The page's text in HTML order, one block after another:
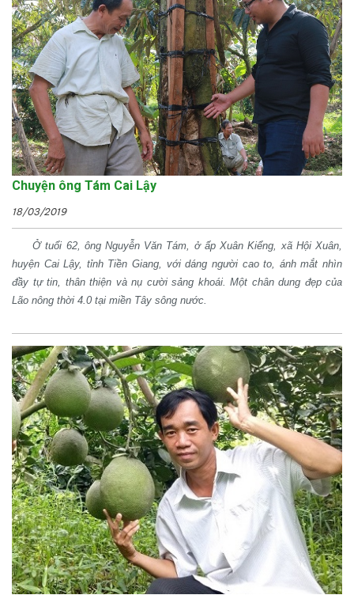
Chuyện ông Tám Cai Lậy
18/03/2019
Ở tuổi 62, ông Nguyễn Văn Tám, ở ấp Xuân Kiểng, xã Hội Xuân,
huyện Cai Lậy, tỉnh Tiền Giang, với dáng người cao to, ánh mắt nhìn
đầy tự tin, thân thiện và nụ cười sảng khoái. Một chân dung đẹp của
Lão nông thời 4.0 tại miền Tây sông nước.